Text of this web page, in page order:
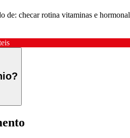
de: checar rotina vitaminas e hormonal